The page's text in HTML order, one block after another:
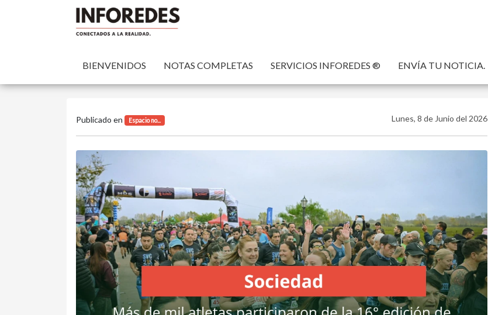
BIENVENIDOS NOTAS COMPLETAS SERVICIOS INFOREDES ® ENVÍA TU NOTICIA.
Publicado en Espacio no... Lunes, 8 de Junio del 2026